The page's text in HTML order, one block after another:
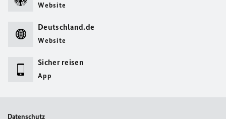
Website
Deutschland.de
Website
Sicher reisen
App
Datenschutz